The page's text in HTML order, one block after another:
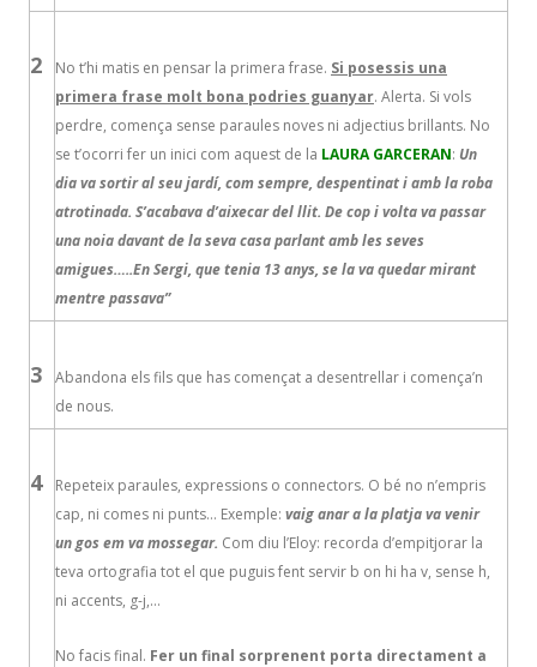
2 No t’hi matis en pensar la primera frase. Si posessis una
primera frase molt bona podries guanyar. Alerta. Si vols
perdre, comença sense paraules noves ni adjectius brillants. No
se t’ocorri fer un inici com aquest de la LAURA GARCERAN: Un
dia va sortir al seu jardí, com sempre, despentinat i amb la roba
atrotinada. S’acabava d’aixecar del llit. De cop i volta va passar
una noia davant de la seva casa parlant amb les seves
amigues…..En Sergi, que tenia 13 anys, se la va quedar mirant
mentre passava”
3
Abandona els fils que has començat a desentrellar i comença’n
de nous.
4
Repeteix paraules, expressions o connectors. O bé no n’empris
cap, ni comes ni punts… Exemple: vaig anar a la platja va venir
un gos em va mossegar. Com diu l’Eloy: recorda d’empitjorar la
teva ortografia tot el que puguis fent servir b on hi ha v, sense h,
ni accents, g-j,…
No facis final. Fer un final sorprenent porta directament a